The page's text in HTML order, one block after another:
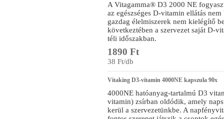
A Vitagamma® D3 2000 NE
az egészséges D-vitamin ellátás
gazdag élelmiszerek nem kielégítő
következtében a szervezet saját D-
téli időszakban.
1890 Ft
38 Ft/db
Vitaking D3-vitamin 4000NE kapszula 90x
4000NE hatóanyag-tartalmú D3
vitamin) zsírban oldódik, amely
kerül a szervezetünkbe. A